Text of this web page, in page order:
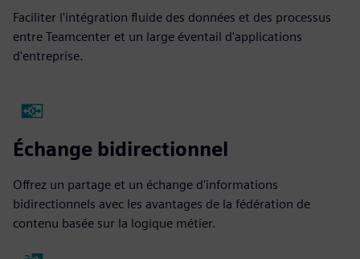
Faciliter l'intégration fluide des données et des processus
entre Teamcenter et un large éventail d'applications
d'entreprise.
Échange bidirectionnel
Offrez un partage et un échange d'informations
bidirectionnels avec les avantages de la fédération de
contenu basée sur la logique métier.